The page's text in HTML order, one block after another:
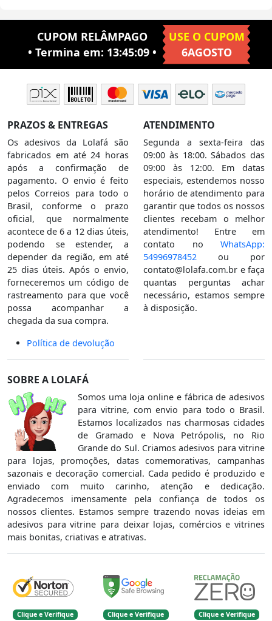
CUPOM RELÂMPAGO
• Termina em: 13:45:08•
USE O CUPOM
6AGOSTO
PRAZOS & ENTREGAS
Os adesivos da Lolafá são
fabricados em até 24 horas
após a confirmação de
pagamento. O envio é feito
pelos Correios para todo o
Brasil, conforme o prazo
oficial, que normalmente
acontece de 6 a 12 dias úteis,
podendo se estender, a
depender da região, em até
25 dias úteis. Após o envio,
forneceremos um código de
rastreamento para que você
possa acompanhar a
chegada da sua compra.
Política de devolução
ATENDIMENTO
Segunda a sexta-feira das
09:00 às 18:00. Sábados das
09:00 às 12:00. Em datas
especiais, estendemos nosso
horário de atendimento para
garantir que todos os nossos
clientes recebam o melhor
atendimento! Entre em
contato no WhatsApp:
54996978452 ou por
contato@lolafa.com.br e faça
quantas perguntas achar
necessário, estamos sempre
à disposição.
SOBRE A LOLAFÁ
Somos uma loja online e fábrica de adesivos
para vitrine, com envio para todo o Brasil.
Estamos localizados nas charmosas cidades
de Gramado e Nova Petrópolis, no Rio
Grande do Sul. Criamos adesivos para vitrine
para lojas, promoções, datas comemorativas, campanhas
sazonais e decoração comercial. Cada pedido é produzido e
enviado com muito carinho, atenção e dedicação.
Agradecemos imensamente pela confiança de todos os
nossos clientes. Estamos sempre trazendo novas ideias em
adesivos para vitrine para deixar lojas, comércios e vitrines
mais bonitas, criativas e atrativas.
Clique e Verifique Clique e Verifique Clique e Verifique